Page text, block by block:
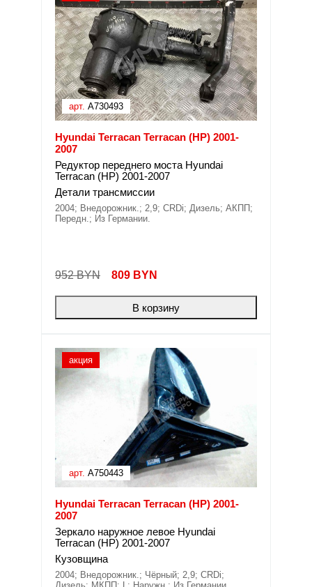
арт. A730493
Hyundai Terracan Terracan (HP) 2001-
2007
Редуктор переднего моста Hyundai
Terracan (HP) 2001-2007
Детали трансмиссии
2004; Внедорожник.; 2,9; CRDi; Дизель; АКПП;
Передн.; Из Германии.
952 BYN 809 BYN
В корзину
акция
арт. A750443
Hyundai Terracan Terracan (HP) 2001-
2007
Зеркало наружное левое Hyundai
Terracan (HP) 2001-2007
Кузовщина
2004; Внедорожник.; Чёрный; 2,9; CRDi;